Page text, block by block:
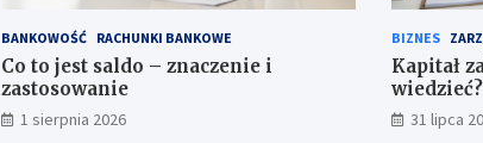
BANKOWOŚĆ RACHUNKI BANKOWE
Co to jest saldo – znaczenie i
zastosowanie
1 sierpnia 2026
BIZNES
Kapitał
wiedzieć?
31 lipca